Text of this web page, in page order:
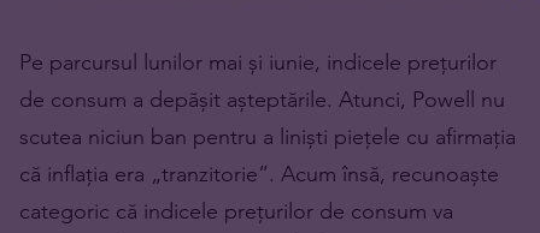
Pe parcursul lunilor mai și iunie, indicele prețurilor
de consum a depășit așteptările. Atunci, Powell nu
scutea niciun ban pentru a liniști piețele cu afirmația
că inflația era „tranzitorie”. Acum însă, recunoaște
categoric că indicele prețurilor de consum va